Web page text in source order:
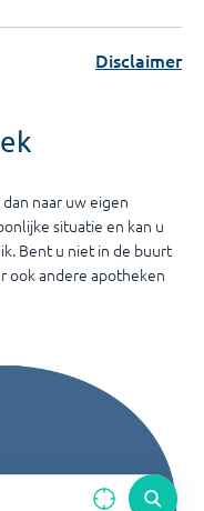
Disclaimer
naar uw eigen
situatie en kan u
Bent u niet in de buurt
ook andere apotheken